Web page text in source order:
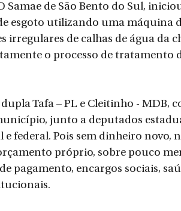
Samae de São Bento do Sul,
esgoto utilizando uma máquina
irregulares de calhas de água da
o processo de tratamento
Tafa – PL e Cleitinho - MDB,
junto a deputados
e federal. Pois sem dinheiro novo,
próprio, sobre pouco
pagamento, encargos sociais,